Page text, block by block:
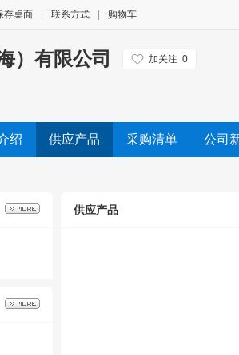
存桌面 联系方式 购物车
）有限公司 加关注 0
绍 供应产品 采购清单 公司
供应产品